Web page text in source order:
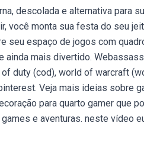
descolada e alternativa para
você monta sua festa do seu
seu espaço de jogos com
ainda mais divertido.
duty (cod), world of warcraft
Veja mais ideias sobre
para quarto gamer que
e aventuras. neste vídeo